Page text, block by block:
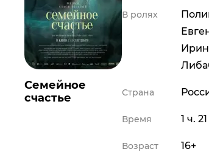
Семейное
счастье
В ролях
Страна
Время 1 ч.
Возраст 16+